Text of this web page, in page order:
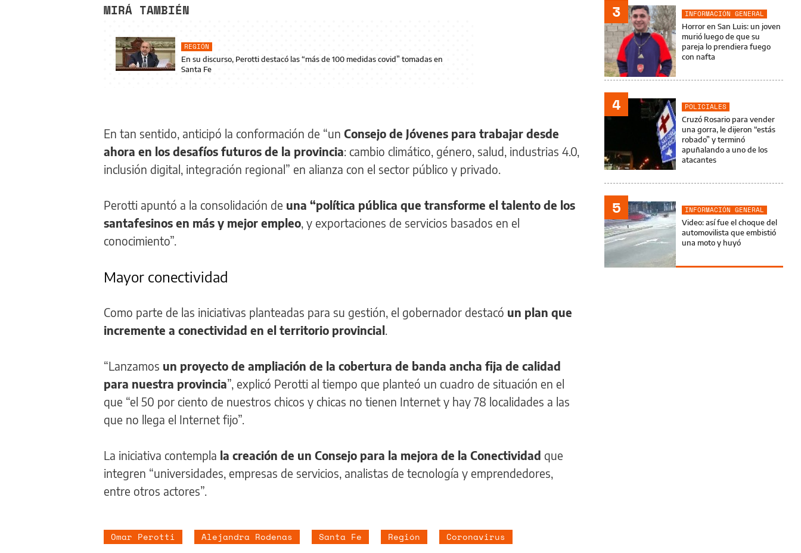
MIRÁ TAMBIÉN
REGIÓN
En su discurso, Perotti destacó las “más de 100 medidas covid” tomadas en
Santa Fe
En tan sentido, anticipó la conformación de “un Consejo de Jóvenes para trabajar desde
ahora en los desafíos futuros de la provincia: cambio climático, género, salud, industrias 4.0,
inclusión digital, integración regional” en alianza con el sector público y privado.
Perotti apuntó a la consolidación de una “política pública que transforme el talento de los
santafesinos en más y mejor empleo , y exportaciones de servicios basados en el
conocimiento”.
Mayor conectividad
Como parte de las iniciativas planteadas para su gestión, el gobernador destacó un plan que
incremente a conectividad en el territorio provincial
“Lanzamos un proyecto de ampliación de la cobertura de banda ancha fija de calidad
para nuestra provincia”, explicó Perotti al tiempo que planteó un cuadro de situación en el
que “el 50 por ciento de nuestros chicos y chicas no tienen Internet y hay 78 localidades a las
que no llega el Internet fijo”.
La iniciativa contempla la creación de un Consejo para la mejora de la Conectividad que
integren “universidades, empresas de servicios, analistas de tecnología y emprendedores,
entre otros actores”.
Omar Perotti Alejandra Rodenas Santa Fe Región Coronavirus
3
INFORMACIÓN GENERAL
Horror en San Luis: un joven
murió luego de que su
pareja lo prendiera fuego
con nafta
4
POLICIALES
Cruzó Rosario para vender
una gorra, le dijeron “estás
robado” y terminó
apuñalando a uno de los
atacantes
5
INFORMACIÓN GENERAL
Video: así fue el choque del
automovilista que embistió
una moto y huyó